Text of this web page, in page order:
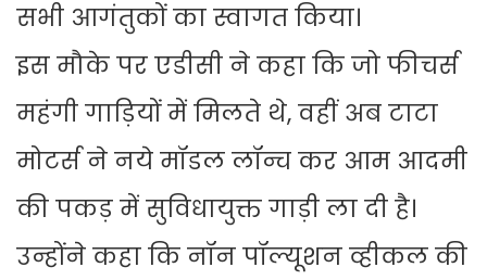
सभी आगंतुकों का स्वागत किया।
इस मौके पर एडीसी ने कहा कि जो फीचर्स
महंगी गाड़ियों में मिलते थे, वहीं अब टाटा
मोटर्स ने नये मॉडल लॉन्च कर आम आदमी
की पकड़ में सुविधायुक्त गाड़ी ला दी है।
उन्होंने कहा कि नॉन पॉल्यूशन व्हीकल की